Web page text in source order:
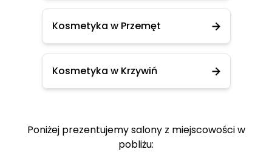
Kosmetyka w Przemęt
Kosmetyka w Krzywiń
Poniżej prezentujemy salony z miejscowości w
pobliżu: